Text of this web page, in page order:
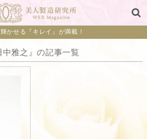
かせる『キレイ』が満載！
中雅之』の記事一覧